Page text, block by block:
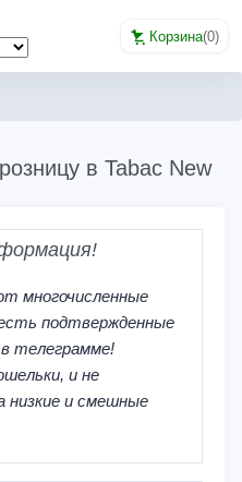
Корзина(0)
в Tabac New
многочисленные
подтвержденные
телеграмме!
и не
низкие и смешные